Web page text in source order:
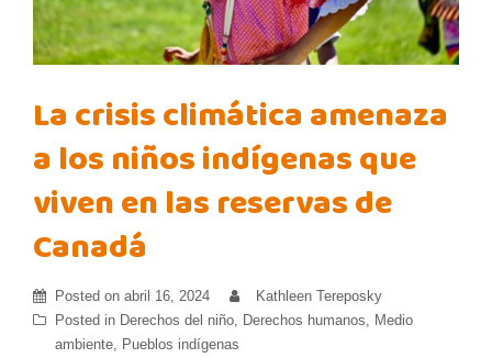
La crisis climática amenaza
a los niños indígenas que
viven en las reservas de
Canadá
Posted on abril 16, 2024
Kathleen Tereposky
Posted in Derechos del niño Derechos humanos
Medio
ambiente Pueblos indígenas